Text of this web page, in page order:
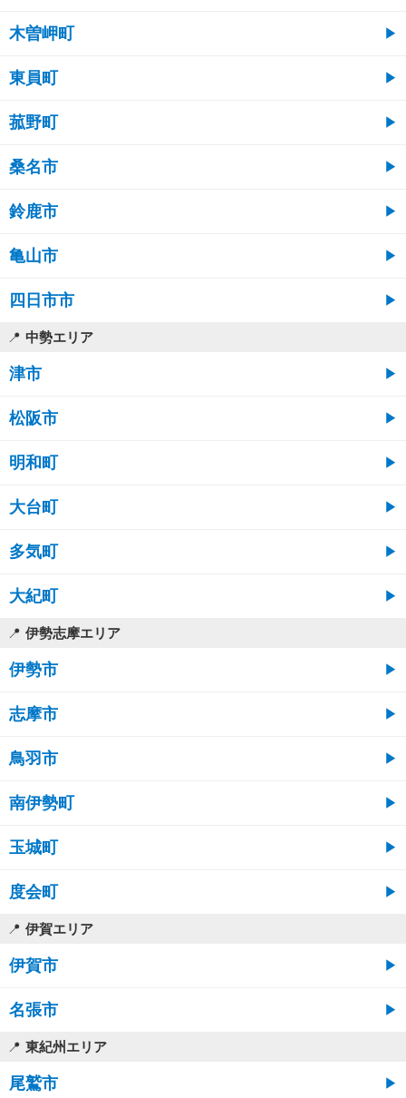
木曽岬町
東員町
菰野町
桑名市
鈴鹿市
亀山市
四日市市
中勢エリア
津市
松阪市
明和町
大台町
多気町
大紀町
伊勢志摩エリア
伊勢市
志摩市
鳥羽市
南伊勢町
玉城町
度会町
伊賀エリア
伊賀市
名張市
東紀州エリア
尾鷲市